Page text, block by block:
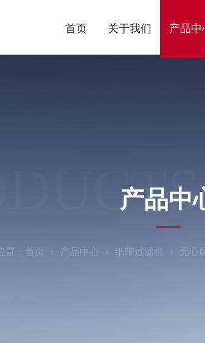
首页 关于我们 产品中
产品中
置： 首页 产品中心 纸带过滤机 无心